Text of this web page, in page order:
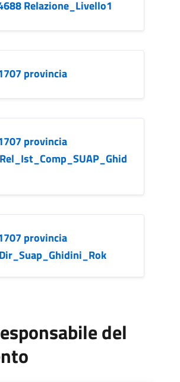
Relazione_Livello1
provincia
provincia
provincia
del